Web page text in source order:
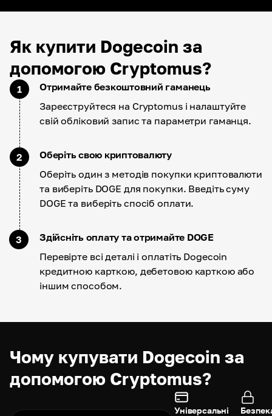
Як купити Dogecoin за
допомогою Cryptomus?
1
Отримайте безкоштовний гаманець
Зареєструйтеся на Cryptomus і налаштуйте
свій обліковий запис та параметри гаманця.
2
Оберіть свою криптовалюту
Оберіть один з методів покупки криптовалюти
та виберіть DOGE для покупки. Введіть суму
DOGE та виберіть спосіб оплати.
3
Здійсніть оплату та отримайте DOGE
Перевірте всі деталі і оплатіть Dogecoin
кредитною карткою, дебетовою карткою або
іншим способом.
Чому купувати Dogecoin за
допомогою Cryptomus?
Універсальні